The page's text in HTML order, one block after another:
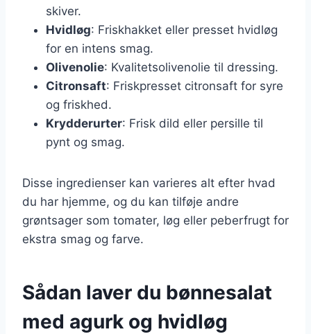
skiver.
Hvidløg: Friskhakket eller presset hvidløg
for en intens smag.
Olivenolie: Kvalitetsolivenolie til dressing.
Citronsaft: Friskpresset citronsaft for syre
og friskhed.
Krydderurter: Frisk dild eller persille til
pynt og smag.
Disse ingredienser kan varieres alt efter hvad
du har hjemme, og du kan tilføje andre
grøntsager som tomater, løg eller peberfrugt for
ekstra smag og farve.
Sådan laver du bønnesalat
med agurk og hvidløg